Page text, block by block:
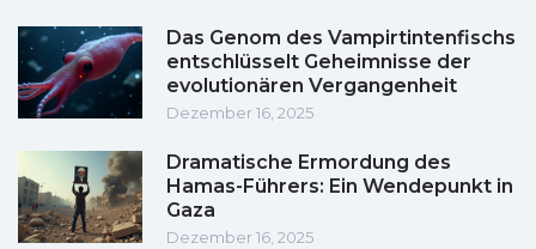
Das Genom des Vampirtintenfischs
entschlüsselt Geheimnisse der
evolutionären Vergangenheit
Dezember 16, 2025
Dramatische Ermordung des
Hamas-Führers: Ein Wendepunkt in
Gaza
Dezember 16, 2025